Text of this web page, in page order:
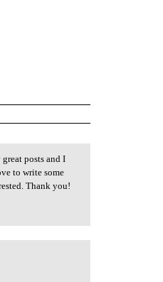
posts and I
to write some
Thank you!